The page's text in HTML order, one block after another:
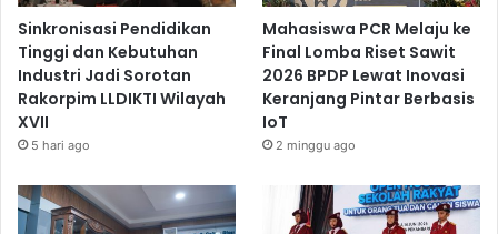
Sinkronisasi Pendidikan
Tinggi dan Kebutuhan
Industri Jadi Sorotan
Rakorpim LLDIKTI Wilayah
XVII
5 hari ago
Mahasiswa PCR Melaju ke
Final Lomba Riset Sawit
2026 BPDP Lewat Inovasi
Keranjang Pintar Berbasis
IoT
2 minggu ago